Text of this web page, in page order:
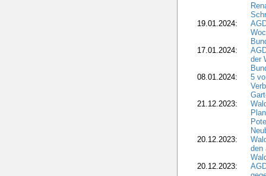
19.01.2024:
17.01.2024:
der
08.01.2024:
5
21.12.2023:
20.12.2023:
den
20.12.2023: